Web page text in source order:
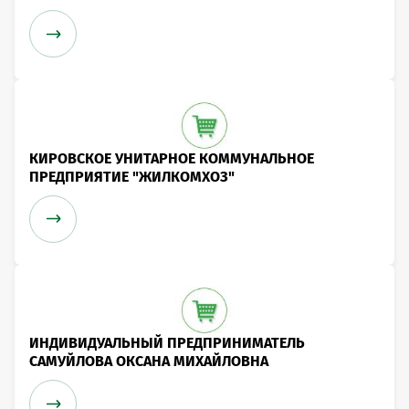
КИРОВСКОЕ УНИТАРНОЕ КОММУНАЛЬНОЕ
ПРЕДПРИЯТИЕ "ЖИЛКОМХОЗ"
ИНДИВИДУАЛЬНЫЙ ПРЕДПРИНИМАТЕЛЬ
САМУЙЛОВА ОКСАНА МИХАЙЛОВНА